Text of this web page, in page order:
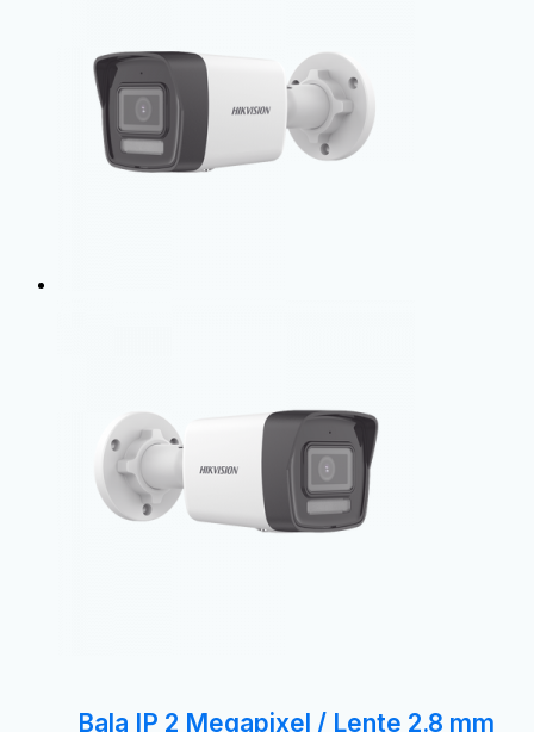
Bala IP 2 Megapixel / Lente 2.8 mm